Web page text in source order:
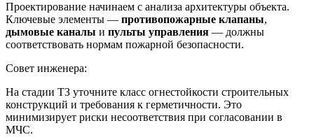
Проектирование начинаем с анализа архитектуры объекта.
Ключевые элементы — противопожарные клапаны,
дымовые каналы и пульты управления — должны
соответствовать нормам пожарной безопасности.
Совет инженера:
На стадии ТЗ уточните класс огнестойкости строительных
конструкций и требования к герметичности. Это
минимизирует риски несоответствия при согласовании в
МЧС.